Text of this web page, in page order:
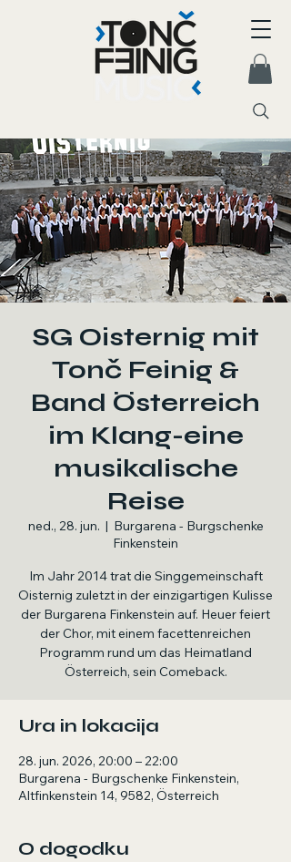
SG Oisternig mit
Tonč Feinig &
Band Österreich
im Klang-eine
musikalische
Reise
ned., 28. jun.
  |
Burgarena - Burgschenke
Finkenstein
Im Jahr 2014 trat die Singgemeinschaft
Oisternig zuletzt in der einzigartigen Kulisse
der Burgarena Finkenstein auf. Heuer feiert
der Chor, mit einem facettenreichen
Programm rund um das Heimatland
Österreich, sein Comeback.
Ura in lokacija
28. jun. 2026, 20:00 – 22:00
Burgarena - Burgschenke Finkenstein,
Altfinkenstein 14, 9582, Österreich
O dogodku